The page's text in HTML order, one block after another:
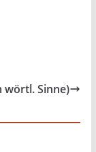
wörtl. Sinne)